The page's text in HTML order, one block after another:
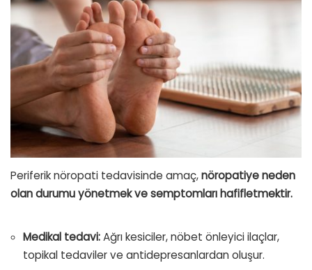
Periferik nöropati tedavisinde amaç,nöropatiye neden
olan durumu yönetmek ve semptomları hafifletmektir.
Medikal tedavi:Ağrı kesiciler, nöbet önleyici ilaçlar,
topikal tedaviler ve antidepresanlardan oluşur.